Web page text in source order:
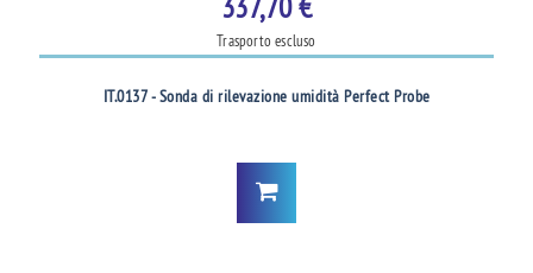
Trasporto escluso
IT.0137 - Sonda di rilevazione umidità Perfect Probe